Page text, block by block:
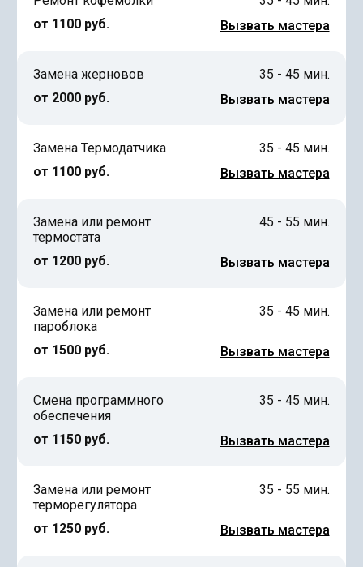
от 1100 руб.
Вызвать мастера
Замена жерновов
от 2000 руб.
35 - 45 мин.
Вызвать мастера
Замена Термодатчика
от 1100 руб.
35 - 45 мин.
Вызвать мастера
Замена или ремонт
термостата
от 1200 руб.
45 - 55 мин.
Вызвать мастера
Замена или ремонт
пароблока
от 1500 руб.
35 - 45 мин.
Вызвать мастера
Смена программного
обеспечения
от 1150 руб.
35 - 45 мин.
Вызвать мастера
Замена или ремонт
терморегулятора
от 1250 руб.
35 - 55 мин.
Вызвать мастера